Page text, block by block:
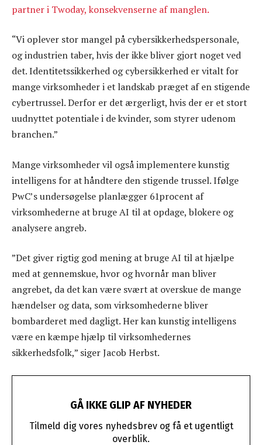
partner i Twoday, konsekvenserne af manglen.
“Vi oplever stor mangel på cybersikkerhedspersonale,
og industrien taber, hvis der ikke bliver gjort noget ved
det. Identitetssikkerhed og cybersikkerhed er vitalt for
mange virksomheder i et landskab præget af en stigende
cybertrussel. Derfor er det ærgerligt, hvis der er et stort
uudnyttet potentiale i de kvinder, som styrer udenom
branchen.”
Mange virksomheder vil også implementere kunstig
intelligens for at håndtere den stigende trussel. Ifølge
PwC’s undersøgelse planlægger 61procent af
virksomhederne at bruge AI til at opdage, blokere og
analysere angreb.
”Det giver rigtig god mening at bruge AI til at hjælpe
med at gennemskue, hvor og hvornår man bliver
angrebet, da det kan være svært at overskue de mange
hændelser og data, som virksomhederne bliver
bombarderet med dagligt. Her kan kunstig intelligens
være en kæmpe hjælp til virksomhedernes
sikkerhedsfolk,” siger Jacob Herbst.
GÅ IKKE GLIP AF NYHEDER
Tilmeld dig vores nyhedsbrev og få et ugentligt
overblik.